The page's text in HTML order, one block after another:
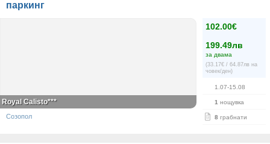
паркинг
102.00€
199.49лв
за двама
(33.17€ / 64.87лв на
човек/ден)
1.07-15.08
1 нощувка
8 грабнати
Royal Calisto***
Созопол